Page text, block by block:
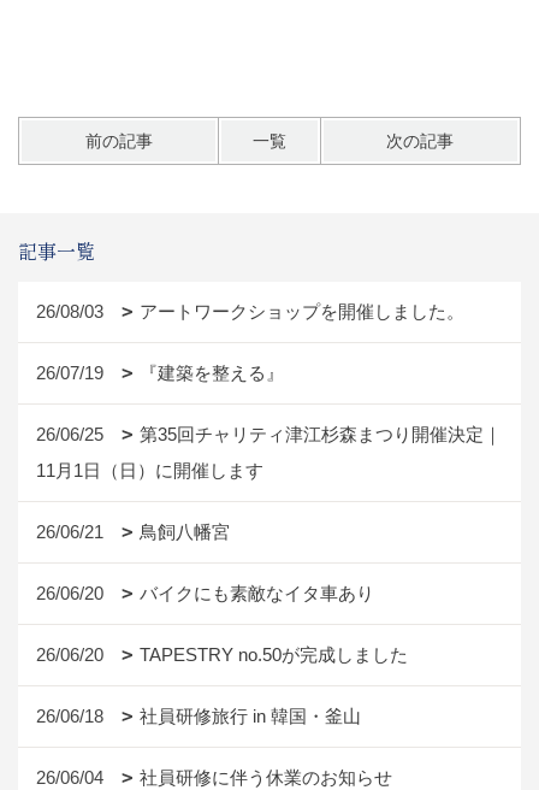
前の記事 一覧 次の記事
記事一覧
26/08/03 アートワークショップを開催しました。
26/07/19 『建築を整える』
26/06/25
第35回チャリティ津江杉森まつり開催決定｜
11月1日（日）に開催します
26/06/21 鳥飼八幡宮
26/06/20 バイクにも素敵なイタ車あり
26/06/20 TAPESTRY no.50が完成しました
26/06/18 社員研修旅行 in 韓国・釜山
26/06/04 社員研修に伴う休業のお知らせ